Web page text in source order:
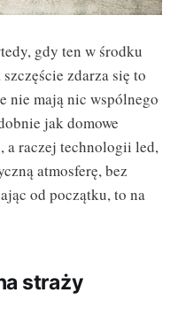
gdy ten w środku
zdarza się to
nie mają nic wspólnego
jak domowe
a raczej technologii led,
atmosferę, bez
od początku, to na
straży